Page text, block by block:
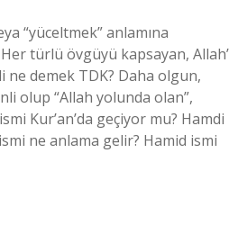
“yüceltmek” anlamına
türlü övgüyü kapsayan,
ne demek TDK? Daha olgun,
olup “Allah yolunda olan”,
Kur’an’da geçiyor mu? Hamdi
ne anlama gelir? Hamid ismi